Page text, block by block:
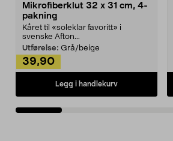
Mikrofiberklut 32 x 31 cm, 4-
pakning
Kåret til «soleklar favoritt» i
svenske Afton...
Utførelse: Grå/beige
39,90
Legg i handlekurv